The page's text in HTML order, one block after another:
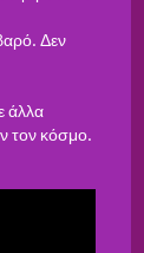
Δεν
άλλα
τον κόσμο.